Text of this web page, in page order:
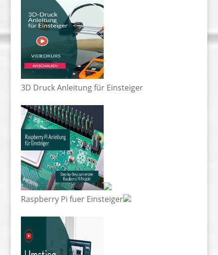
3D Druck Anleitung für Einsteiger
Raspberry Pi fuer Einsteiger